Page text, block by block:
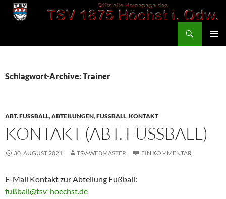
Zum
Inhalt
Schlagwort-Archive: Trainer
ABT. FUSSBALL ,ABTEILUNGEN,FUSSBALL ,KONTAKT
KONTAKT (ABT. FUSSBALL)
30. AUGUST 2021 TSV-WEBMASTER EIN KOMMENTAR
E-Mail Kontakt zur Abteilung Fußball:
fußball@tsv-hoechst.de